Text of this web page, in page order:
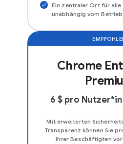
Ein zentraler Ort für alle
unabhängig vom
Chrome
6 $ pro
Mit erweiterten
Transparenz können Sie
Ihrer Beschäftigten